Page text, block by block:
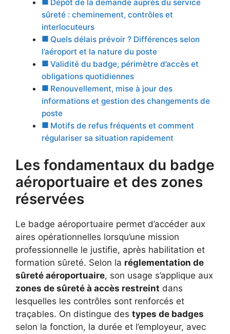
Dépôt de la demande auprès du service
sûreté : cheminement, contrôles et
interlocuteurs
Quels délais prévoir ? Différences selon
l’aéroport et la nature du poste
Validité du badge, périmètre d’accès et
obligations quotidiennes
Renouvellement, mise à jour des
informations et gestion des changements de
poste
Motifs de refus fréquents et comment
régulariser sa situation rapidement
Les fondamentaux du badge
aéroportuaire et des zones
réservées
Le badge aéroportuaire permet d’accéder aux
aires opérationnelles lorsqu’une mission
professionnelle le justifie, après habilitation et
formation sûreté. Selon la réglementation de
sûreté aéroportuaire, son usage s’applique aux
zones de sûreté à accès restreint dans
lesquelles les contrôles sont renforcés et
traçables. On distingue des types de badges
selon la fonction, la durée et l’employeur, avec